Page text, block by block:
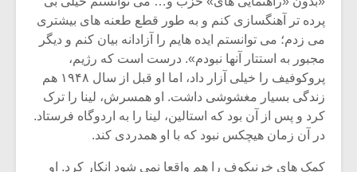
پرده تر آهنگسازی کنم و به طور قطع طعنه های بیشتری
می زدم؛ می توانستم ایده هایم را آزادانه بیان کنم و دیگر
مجبور به استتار آنها نبودم». درست است که رژیم،
پروکوفیف را خیلی آزار داد، اما او قبل از سال ۱۹۴۸ هم
زندگی بسیار مغشوشی داشت. او همسرش، لینا را ترک
کرد و پس از آن بود که استالین، لینا را به اردوگاه فرستاد.
در آن زمان هیچکس نبود که با او همدردی کند.
کمک های خرنیکوف را هم واقعا نمی شود انکار کرد. او